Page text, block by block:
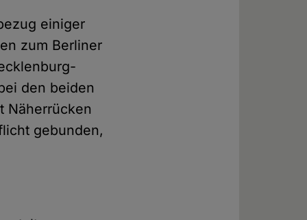
einiger
zum Berliner
den beiden
Näherrücken
gebunden,